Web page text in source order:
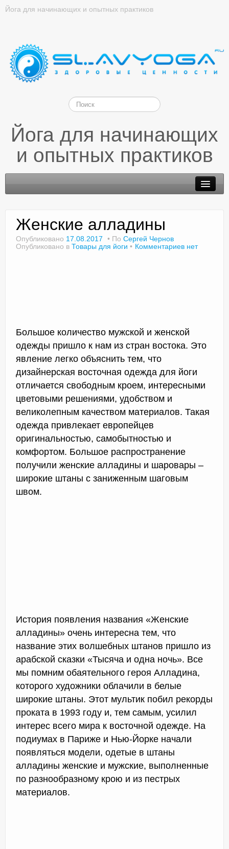
Йога для начинающих и опытных практиков
Йога для начинающих
и опытных практиков
Йога для начинающих
Триггерные точки
Контакты
Женские алладины
Опубликовано 17.08.2017 По Сергей Чернов
Опубликовано в Товары для йоги Комментариев нет
Большое количество мужской и женской
одежды пришло к нам из стран востока. Это
явление легко объяснить тем, что
дизайнерская восточная одежда для йоги
отличается свободным кроем, интересными
цветовыми решениями, удобством и
великолепным качеством материалов. Такая
одежда привлекает европейцев
оригинальностью, самобытностью и
комфортом. Большое распространение
получили женские алладины и шаровары –
широкие штаны с заниженным шаговым
швом.
История появления названия «Женские
алладины» очень интересна тем, что
название этих волшебных штанов пришло из
арабской сказки «Тысяча и одна ночь». Все
мы помним обаятельного героя Алладина,
которого художники облачили в белые
широкие штаны. Этот мультик побил рекорды
проката в 1993 году и, тем самым, усилил
интерес всего мира к восточной одежде. На
подиумах в Париже и Нью-Йорке начали
появляться модели, одетые в штаны
алладины женские и мужские, выполненные
по разнообразному крою и из пестрых
материалов.